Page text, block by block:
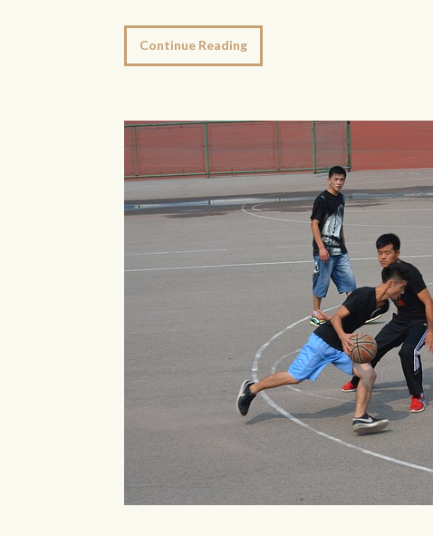
Continue Reading